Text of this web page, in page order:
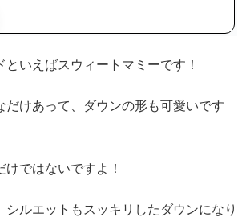
といえばスウィートマミーです！
だけあって、ダウンの形も可愛いです
けではないですよ！
シルエットもスッキリしたダウンになり